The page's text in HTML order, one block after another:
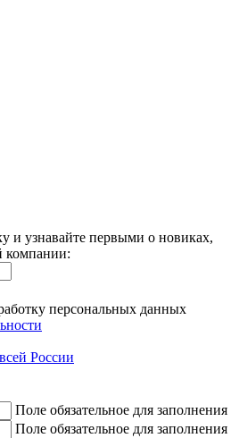
и узнавайте первыми о новиках,
компании:
персональных данных
России
Поле обязательное для заполнения
Поле обязательное для заполнения